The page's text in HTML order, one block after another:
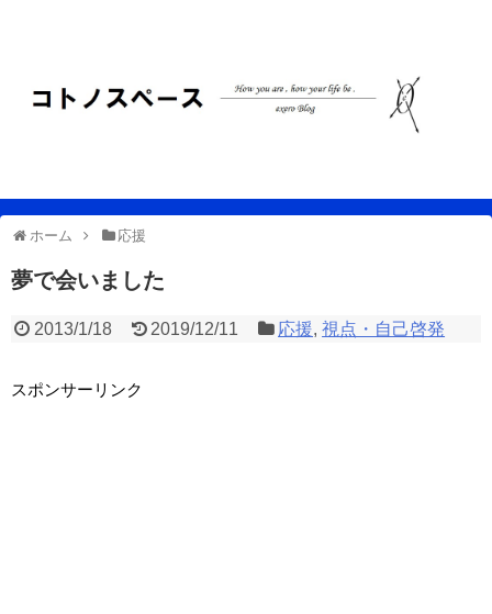
ホーム 応援
夢で会いました
2013/1/18 2019/12/11 応援,視点・自己啓発
スポンサーリンク